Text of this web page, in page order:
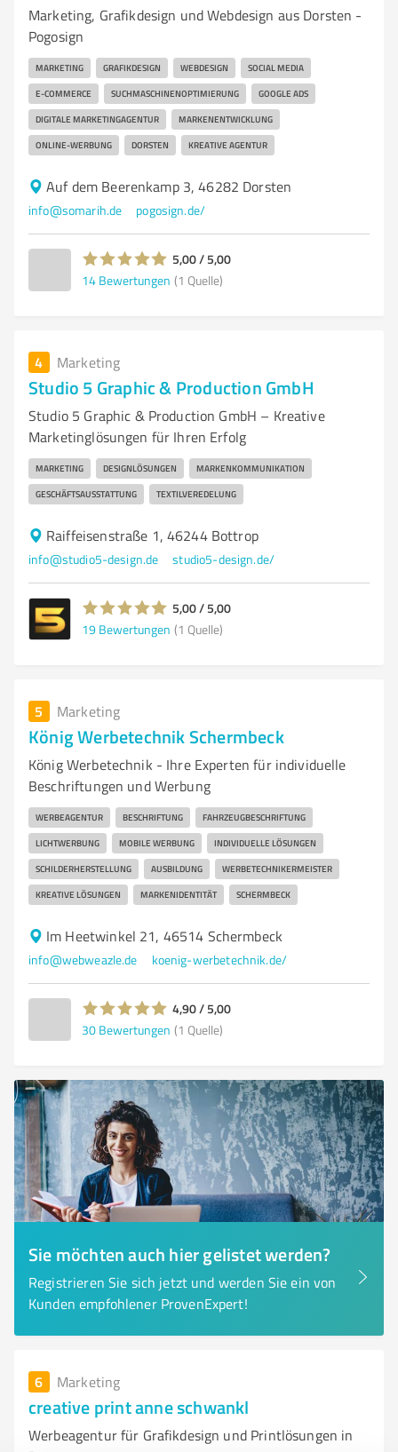
Marketing, Grafikdesign und Webdesign aus Dorsten -
Pogosign
MARKETING GRAFIKDESIGN WEBDESIGN SOCIAL MEDIA
E-COMMERCE SUCHMASCHINENOPTIMIERUNG GOOGLE ADS
DIGITALE MARKETINGAGENTUR MARKENENTWICKLUNG
ONLINE-WERBUNG DORSTEN KREATIVE AGENTUR
Auf dem Beerenkamp 3, 46282 Dorsten
info@somarih.de pogosign.de/
5,00 / 5,00
14 Bewertungen (1 Quelle)
4 Marketing
Studio 5 Graphic & Production GmbH
Studio 5 Graphic & Production GmbH – Kreative
Marketinglösungen für Ihren Erfolg
MARKETING DESIGNLÖSUNGEN MARKENKOMMUNIKATION
GESCHÄFTSAUSSTATTUNG TEXTILVEREDELUNG
Raiffeisenstraße 1, 46244 Bottrop
info@studio5-design.de studio5-design.de/
5,00 / 5,00
19 Bewertungen (1 Quelle)
5 Marketing
König Werbetechnik Schermbeck
König Werbetechnik - Ihre Experten für individuelle
Beschriftungen und Werbung
WERBEAGENTUR BESCHRIFTUNG FAHRZEUGBESCHRIFTUNG
LICHTWERBUNG MOBILE WERBUNG INDIVIDUELLE LÖSUNGEN
SCHILDERHERSTELLUNG AUSBILDUNG WERBETECHNIKERMEISTER
KREATIVE LÖSUNGEN MARKENIDENTITÄT SCHERMBECK
Im Heetwinkel 21, 46514 Schermbeck
info@webweazle.de koenig-werbetechnik.de/
4,90 / 5,00
30 Bewertungen (1 Quelle)
Sie möchten auch hier gelistet werden?
Registrieren Sie sich jetzt und werden Sie ein von
Kunden empfohlener ProvenExpert!
6 Marketing
creative print anne schwankl
Werbeagentur für Grafikdesign und Printlösungen in